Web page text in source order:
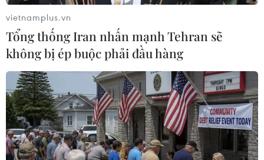
tại trạm Yên Bái
07/08/2026 11:51
Gỡ khó khăn triển khai dự án trọng
điểm quốc gia hồ Ka Pét
07/08/2026 11:24
vietnamplus.vn
Tổng thống Iran nhấn mạnh Tehran sẽ
không bị ép buộc phải đầu hàng